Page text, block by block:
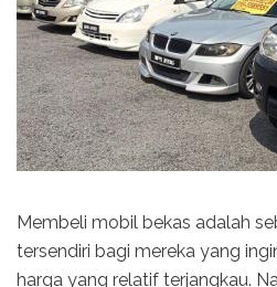
Membeli mobil bekas adalah
tersendiri bagi mereka yang
harga yang relatif terjangkau.